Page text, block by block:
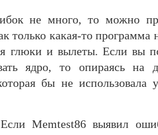
не много, то можно
только какая-то программа
глюки и вылеты. Если вы
ядро, то опираясь на
бы не использовала
Memtest86 выявил